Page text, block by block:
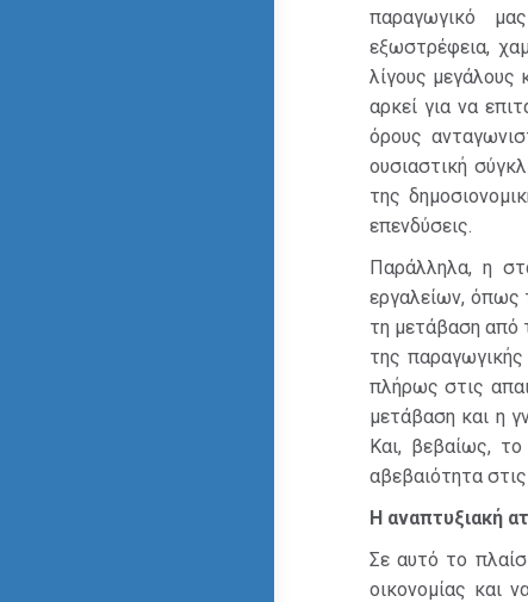
παραγωγικό
εξωστρέφεια,
λίγους μεγάλους
αρκεί για να
όρους
ουσιαστική
της
επενδύσεις.
Παράλληλα, η
εργαλείων, όπως
τη μετάβαση από
της
πλήρως στις
μετάβαση και η
Και, βεβαίως, το
αβεβαιότητα
Η αναπτυξιακή
Σε αυτό το
οικονομίας και